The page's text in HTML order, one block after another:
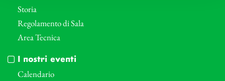
Storia
Regolamento di Sala
Area Tecnica
I nostri eventi
Calendario